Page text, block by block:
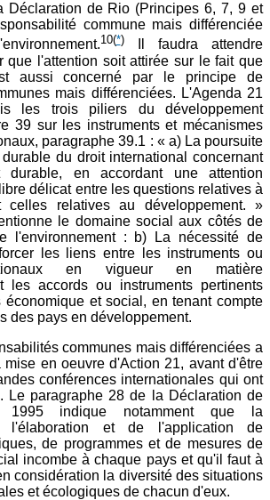
Déclaration de Rio (Principes 6, 7, 9 et
commune mais différenciée
10(*)Il faudra attendre
que l'attention soit attirée sur le fait que
aussi concerné par le principe de
mais différenciées. L'Agenda 21
les trois piliers du développement
39 sur les instruments et mécanismes
paragraphe 39.1 : « a) La poursuite
du droit international concernant
durable, en accordant une attention
délicat entre les questions relatives à
celles relatives au développement. »
le domaine social aux côtés de
l'environnement : b) La nécessité de
les liens entre les instruments ou
en vigueur en matière
les accords ou instruments pertinents
et social, en tenant compte
des pays en développement.
communes mais différenciées a
en oeuvre d'Action 21, avant d'être
conférences internationales qui ont
Le paragraphe 28 de la Déclaration de
1995 indique notamment que la
l'élaboration et de l'application de
de programmes et de mesures de
incombe à chaque pays et qu'il faut à
considération la diversité des situations
et écologiques de chacun d'eux.